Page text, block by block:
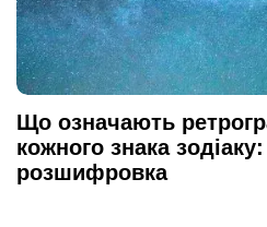
Що означають
кожного знака
розшифровка